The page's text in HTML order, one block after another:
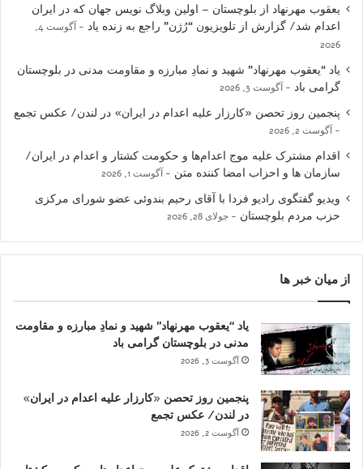
یعقوب مهرنهاد از بلوچستان – اولین وبلاگ نویس جهان که در ایران
اعدام شد/ گزارش از تلویزیون “رُژن” راجع به زنده یاد
آگوست 4,
2026
یاد “یعقوب مهرنهاد” شهید و نمادِ مبارزه و مقاومت مدنی در بلوچستان
گرامی باد
آگوست 3, 2026
پنجمین روز تحصن «کارزار علیه اعدام در ایران» در لندن/ عکس تجمع
آگوست 2, 2026
اقدام مشترک علیه موج اعدام‌ها و حکومت کشتار و اعدام در ایران/
سازمان ها و احزاب امضا کننده متن
آگوست 1, 2026
ویدیو گفتگوی رادیو فردا با آقای رحیم بندوئی عضو شورای مرکزی
حزب مردم بلوچستان
جولای 28, 2026
از میان خبر ها
یاد “یعقوب مهرنهاد” شهید و نمادِ مبارزه و مقاومت
مدنی در بلوچستان گرامی باد
آگوست 3, 2026
پنجمین روز تحصن «کارزار علیه اعدام در ایران»
در لندن/ عکس تجمع
آگوست 2, 2026